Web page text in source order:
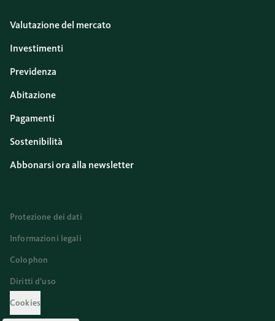
Valutazione del mercato
Investimenti
Previdenza
Abitazione
Pagamenti
Sostenibilità
Abbonarsi ora alla newsletter
Protezione dei dati
Informazioni legali
Colophon
Diritti d’uso
Cookies